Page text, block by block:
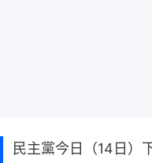
民主黨今日（14日）